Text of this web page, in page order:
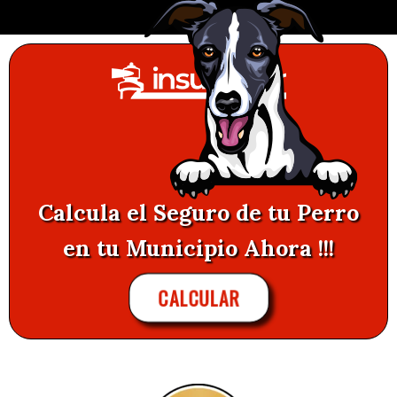
Calcula el Seguro de tu Perro
en tu Municipio Ahora !!!
CALCULAR